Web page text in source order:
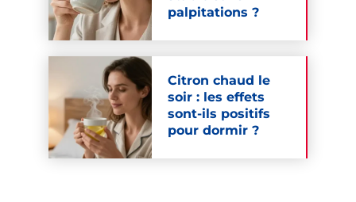
palpitations ?
Citron chaud le
soir : les effets
sont-ils positifs
pour dormir ?